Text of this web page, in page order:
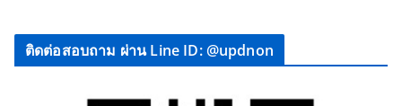
ติดต่อสอบถาม ผ่าน Line ID: @updnon